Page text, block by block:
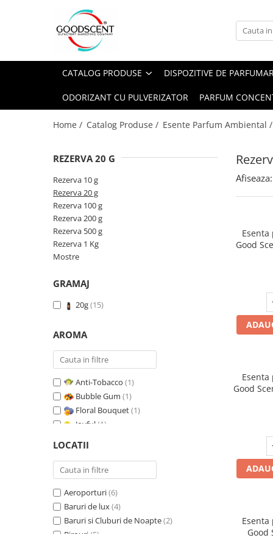
Catalog Produse
Odorizant cu Pulverizator
Dispozitive de Parfumare Ambientală
Industriale (HVAC)
Esente Parfum Ambiental
Rezerva 100 g
Rezerva 500 g
Rezerva 1 Kg
CATALOG PRODUSE DISPOZITIVE DE
ODORIZANT CU PULVERIZATOR PARFUM
Home / Catalog Produse / Esente Parfum Ambiental /
REZERVA 20 G
Rezerva 10 g
Rezerva 20 g
Rezerva 100 g
Rezerva 200 g
Rezerva 500 g
Rezerva 1 Kg
Mostre
GRAMAJ
20g(15)
AROMA
Anti-Tobacco (1)
Bubble Gum (1)
Floral Bouquet(1)
Joyful (1)
Marine Breeze
Orange & Fresh Cinnamon
Oriental Amber(1)
Pure White Musc
Red Fruit Bubble
Red Grapes(1)
Relaxing Lavender
LOCATII
Aeroporturi(6)
Baruri de lux(4)
Baruri si Cluburi de Noapte(2)
Birouri (5)
Afiseaza:
Good
Good
Good